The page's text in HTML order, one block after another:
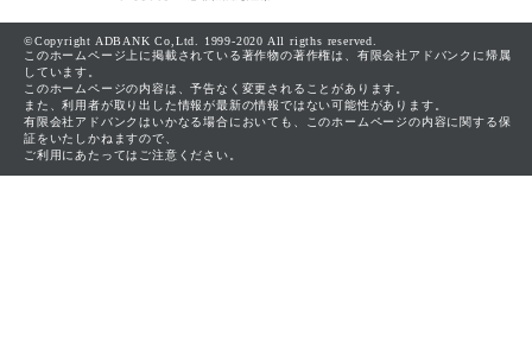
©Copyright ADBANK Co,Ltd. 1999-2020 All rigths reserved.
このホームページ上に掲載されている著作物の著作権は、有限会社アドバンクに帰属
しています。
このホームページの内容は、予告なく変更されることがあります。
また、利用者が取り出した情報が最新の情報ではない可能性があります。
有限会社アドバンクはいかなる場合においても、このホームページの内容に関する保
証をいたしかねますので、
ご利用にあたってはご注意ください。